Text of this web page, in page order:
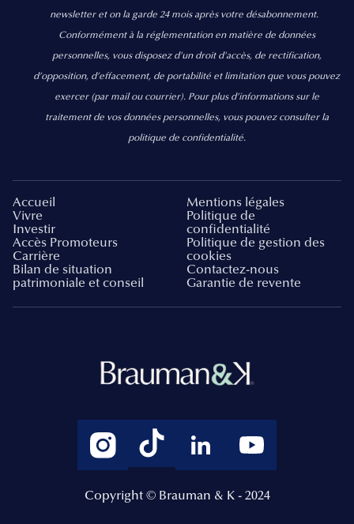
newsletter et on la garde 24 mois après votre désabonnement.
Conformément à la réglementation en matière de données
personnelles, vous disposez d'un droit d'accès, de rectification,
d’opposition, d’effacement, de portabilité et limitation que vous pouvez
exercer (par mail ou courrier). Pour plus d’informations sur le
traitement de vos données personnelles, vous pouvez consulter la
politique de confidentialité.
Accueil
Vivre
Investir
Accès Promoteurs
Carrière
Bilan de situation
patrimoniale et conseil
Mentions légales
Politique de
confidentialité
Politique de gestion des
cookies
Contactez-nous
Garantie de revente
Copyright © Brauman & K - 2024